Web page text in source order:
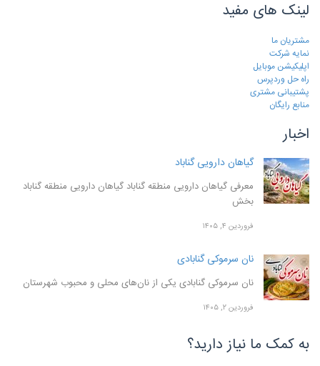
لینک های مفید
مشتریان ما
نمایه شرکت
اپلیکیشن موبایل
راه حل وردپرس
پشتیبانی مشتری
منابع رایگان
اخبار
گیاهان دارویی گناباد
معرفی گیاهان دارویی منطقه گناباد گیاهان دارویی منطقه گناباد
بخش
فروردین ۴, ۱۴۰۵
نان سرموکی گنابادی
نان سرموکی گنابادی یکی از نان‌های محلی و محبوب شهرستان
فروردین ۲, ۱۴۰۵
به کمک ما نیاز دارید؟